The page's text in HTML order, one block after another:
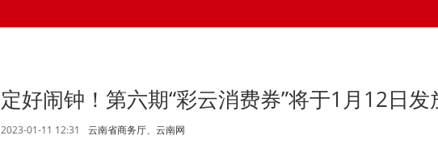
定好闹钟！第六期“彩云消费券”将于1月12日发
2023-01-11 12:31 云南省商务厅、云南网